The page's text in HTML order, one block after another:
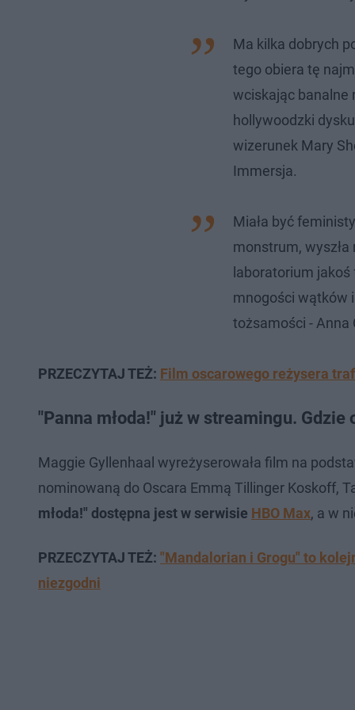
Ma kilka dobrych
tego obiera tę
wciskając banalne
hollywoodzki
wizerunek Mary
Immersja.
Miała być
monstrum,
laboratorium
mnogości wątków
tożsamości - Anna
PRZECZYTAJ TEŻ: Film oscarowego reżysera
"Panna młoda!" już w streamingu.
Maggie Gyllenhaal wyreżyserowała film na
nominowaną do Oscara Emmą Tillinger Koskoff,
młoda!" dostępna jest w serwisie HBO Max, a w
PRZECZYTAJ TEŻ: "Mandalorian i Grogu" to
niezgodni